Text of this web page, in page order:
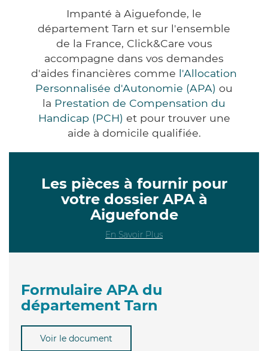
Impanté à Aiguefonde, le
département Tarn et sur l'ensemble
de la France, Click&Care vous
accompagne dans vos demandes
d'aides financières comme l'Allocation
Personnalisée d'Autonomie (APA) ou
la Prestation de Compensation du
Handicap (PCH) et pour trouver une
aide à domicile qualifiée.
Les pièces à fournir pour
votre dossier APA à
Aiguefonde
En Savoir Plus
Formulaire APA du
département Tarn
Voir le document